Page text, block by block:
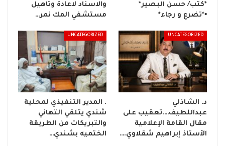
*كتب/ حسن البصير*
▪️*تضرع و رجاء*
والاسناد لاعادة وتاهيل
مستشفي المك نمر…
UNCATEGORIZED
د. الشاذلي
عبداللطيف….تعقيب على
مقال القامة الإعلامية
الأستاذ إبراهيم شقلاوي.…
UNCATEGORIZED
. المدير التنفيذي لمحلية
شندي يتلقي التهاني
والتبريكات من الطريقة
الختميه بشندي…